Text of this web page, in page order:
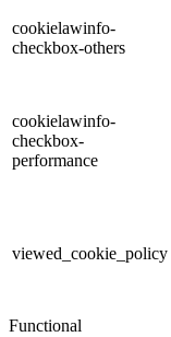
cookielawinfo-
checkbox-others
cookielawinfo-
checkbox-
performance
viewed_cookie_policy
Functional